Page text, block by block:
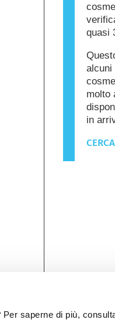
saperne di più,
quasi
alcuni
molto
in